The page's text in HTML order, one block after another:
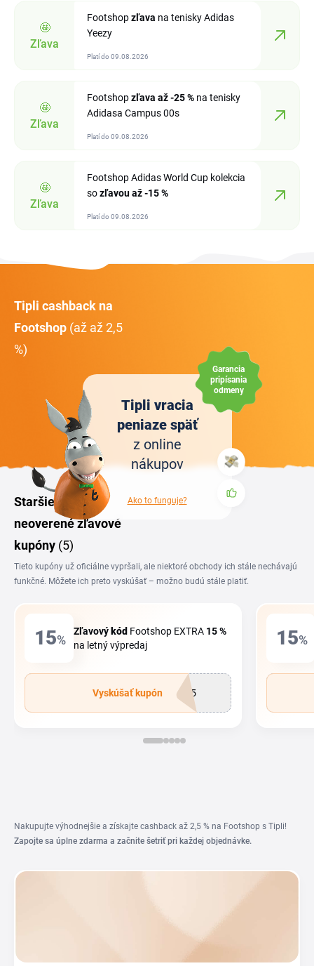
🤩
Zľava
Footshopzľava na tenisky Adidas
Yeezy
Platí do 09.08.2026
🤩
Zľava
Footshopzľava až -25 % na tenisky
Adidasa Campus 00s
Platí do 09.08.2026
🤩
Zľava
Footshop Adidas World Cup kolekcia
sozľavouaž -15 %
Platí do 09.08.2026
Tipli cashback na
Footshop (až až 2,5
%)
Tipli vracia
peniaze späť
z online
nákupov
Ako to funguje?
Garancia
pripísania
odmeny
Staršie alebo
neoverené zľavové
kupóny (5)
Tieto kupóny už oficiálne vypršali, ale niektoré obchody ich stále nechávajú
funkčné. Môžete ich preto vyskúšať – možno budú stále platiť.
15%
Zľavový kód Footshop EXTRA 15 %
na letný výpredaj
L15
Vyskúšať kupón
15%
Nakupujte výhodnejšie a získajte cashback až 2,5 % na Footshop s Tipli!
Zapojte sa úplne zdarma a začnite šetriť pri každej objednávke.